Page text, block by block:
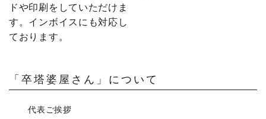
ドや印刷をしていただけま
す。インボイスにも対応し
ております。
「卒塔婆屋さん」について
代表ご挨拶